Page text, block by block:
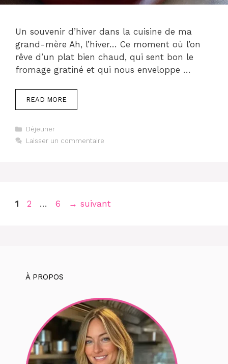
Un souvenir d’hiver dans la cuisine de ma
grand-mère Ah, l’hiver… Ce moment où l’on
rêve d’un plat bien chaud, qui sent bon le
fromage gratiné et qui nous enveloppe …
READ MORE
Catégories
Déjeuner
Laisser un commentaire
Page
1 Page
2 … Page
6 → suivant
À PROPOS